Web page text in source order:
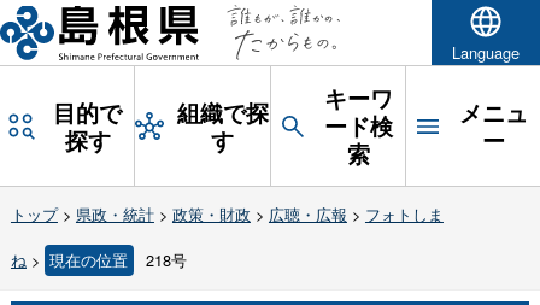
Language
目的で
探す
組織で探
す
キーワ
ード検
索
メニュ
ー
トップ> 県政・統計> 政策・財政 > 広聴・広報 > フォトしま
ね> 現在の位置 218号